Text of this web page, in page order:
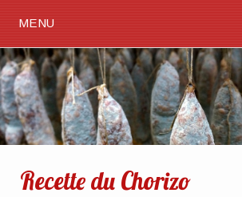
MENU
Recette du Chorizo